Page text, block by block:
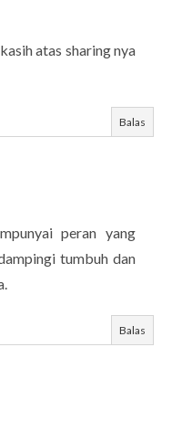
atas sharing nya
Balas
peran yang
tumbuh dan
Balas